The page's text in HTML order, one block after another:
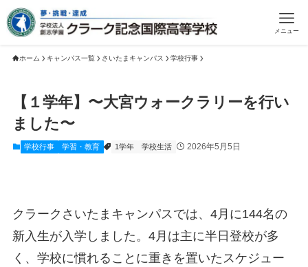
メニュー
ホーム キャンパス一覧 さいたまキャンパス 学校行事
【１学年】〜大宮ウォークラリーを行い
ました〜
学校行事 学習・教育 1学年 学校生活 2026年5月5日
クラークさいたまキャンパスでは、4月に144名の
新入生が入学しました。4月は主に半日登校が多
く、学校に慣れることに重きを置いたスケジュー